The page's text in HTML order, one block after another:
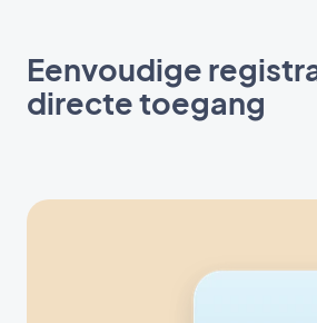
Eenvoudige
directe toegang